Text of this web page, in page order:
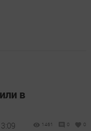
в
1461 0 0